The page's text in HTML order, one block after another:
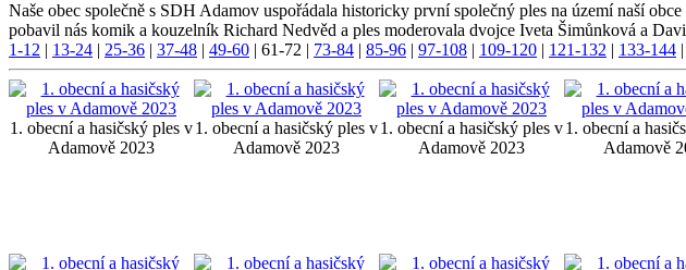
Naše obec společně s SDH Adamov uspořádala historicky první společný ples na území naší
pobavil nás komik a kouzelník Richard Nedvěd a ples moderovala dvojce Iveta Šimůnková a
1-12 | 13-24 | 25-36 | 37-48 | 49-60 | 61-72 | 73-84 | 85-96 | 97-108 | 109-120 | 121-132 | 133-144 |
1. obecní a hasičský ples v
Adamově 2023
1. obecní a hasičský ples v
Adamově 2023
1. obecní a hasičský ples v
Adamově 2023
1. obecní a
Adamově